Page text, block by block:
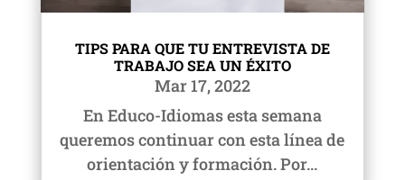
TIPS PARA QUE TU ENTREVISTA DE
TRABAJO SEA UN ÉXITO
Mar 17, 2022
En Educo-Idiomas esta semana
queremos continuar con esta línea de
orientación y formación. Por...